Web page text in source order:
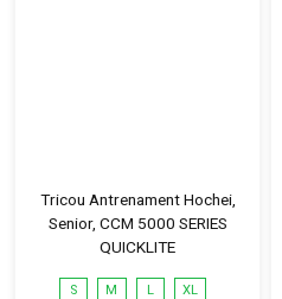
Tricou Antrenament Hochei,
Senior, CCM 5000 SERIES
QUICKLITE
S M L XL